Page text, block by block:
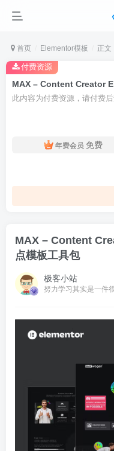
首页 Elementor模板 正文
MAX – Content Creator
此内容为付费资源，请付费
年费会员 免费
付费资源
MAX – Content
点模板工具包
极客小站
努力学习其实是一件